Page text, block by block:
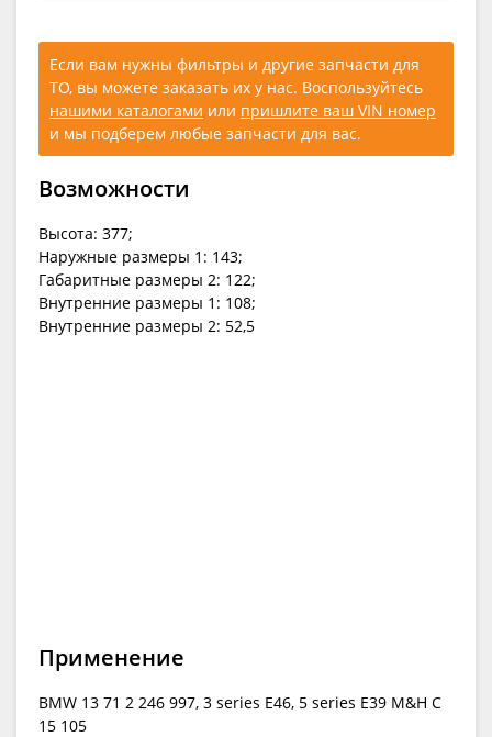
Если вам нужны фильтры и другие запчасти для
ТО, вы можете заказать их у нас. Воспользуйтесь
нашими каталогами или пришлите ваш VIN номер
и мы подберем любые запчасти для вас.
Возможности
Высота: 377;
Наружные размеры 1: 143;
Габаритные размеры 2: 122;
Внутренние размеры 1: 108;
Внутренние размеры 2: 52,5
Применение
BMW 13 71 2 246 997, 3 series E46, 5 series E39 M&H C
15 105